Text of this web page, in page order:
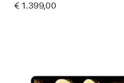
€ 1.399,00